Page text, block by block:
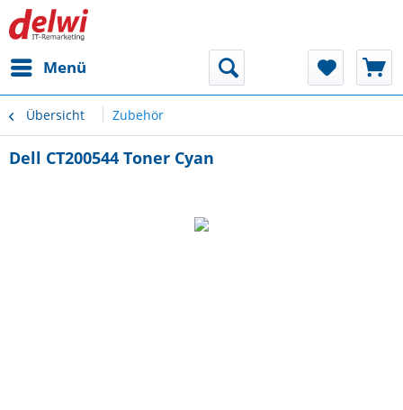
Menü
Übersicht Zubehör
Dell CT200544 Toner Cyan